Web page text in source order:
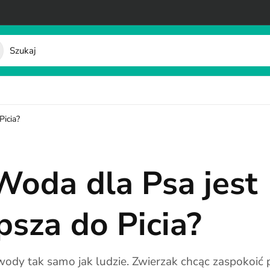
dla Psa jest
do Picia?
tak samo jak ludzie. Zwierzak chcąc zaspokoić